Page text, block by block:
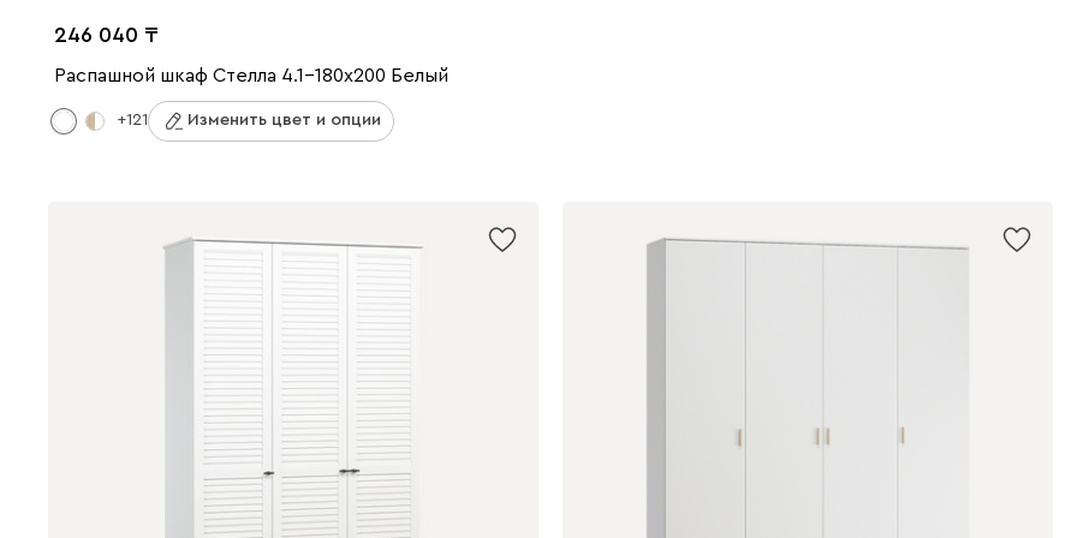
246 040
Распашной шкаф Стелла 4.1-180x200 Белый
+121 Изменить цвет и опции